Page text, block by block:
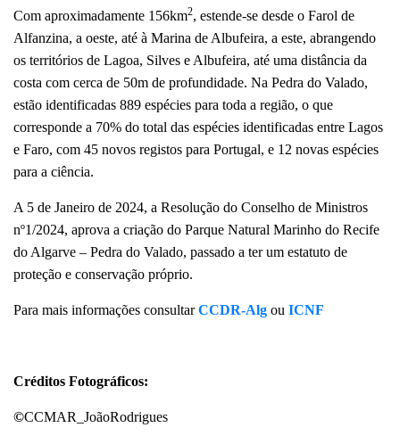
Com aproximadamente 156km2, estende-se desde o Farol de
Alfanzina, a oeste, até à Marina de Albufeira, a este, abrangendo
os territórios de Lagoa, Silves e Albufeira, até uma distância da
costa com cerca de 50m de profundidade. Na Pedra do Valado,
estão identificadas 889 espécies para toda a região, o que
corresponde a 70% do total das espécies identificadas entre Lagos
e Faro, com 45 novos registos para Portugal, e 12 novas espécies
para a ciência.
A 5 de Janeiro de 2024, a Resolução do Conselho de Ministros
nº1/2024, aprova a criação do Parque Natural Marinho do Recife
do Algarve – Pedra do Valado, passado a ter um estatuto de
proteção e conservação próprio.
Para mais informações consultarCCDR-Alg ou ICNF
Créditos Fotográficos:
©CCMAR_JoãoRodrigues